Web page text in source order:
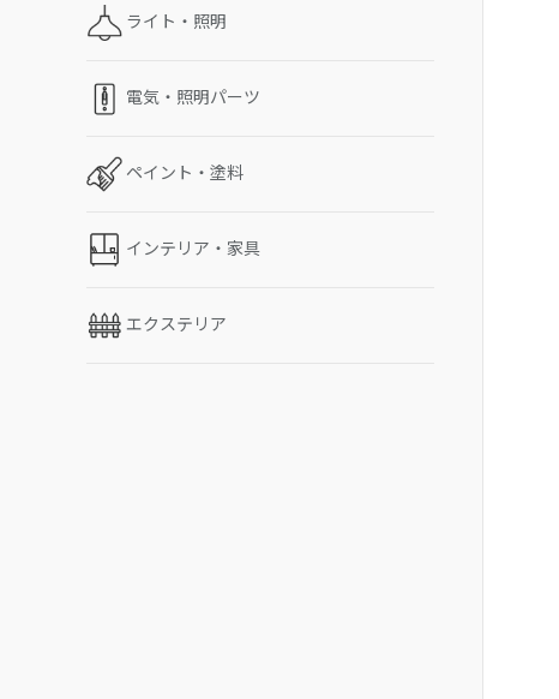
ライト・照明
電気・照明パーツ
ペイント・塗料
インテリア・家具
エクステリア